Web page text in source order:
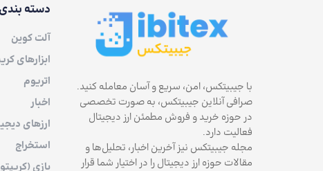
با جیبیتکس، امن، سریع و آسان معامله کنید.
صرافی آنلاین جیبیتکس، به صورت تخصصی
در حوزه خرید و فروش مطمئن ارز دیجیتال
فعالیت دارد.
مجله جیبیتکس نیز آخرین اخبار، تحلیل‌ها و
مقالات حوزه ارز دیجیتال را در اختیار شما قرار
دسته
آلت کوین
ابزارهای
اتریوم
اخبار
ارزهای
استخراج
بازی